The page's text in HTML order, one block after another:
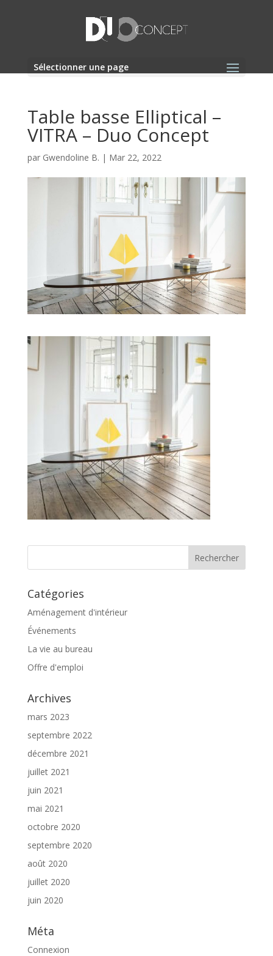
Sélectionner une page
Table basse Elliptical –
VITRA – Duo Concept
par Gwendoline B. | Mar 22, 2022
Catégories
Aménagement d'intérieur
Événements
La vie au bureau
Offre d'emploi
Archives
mars 2023
septembre 2022
décembre 2021
juillet 2021
juin 2021
mai 2021
octobre 2020
septembre 2020
août 2020
juillet 2020
juin 2020
Méta
Connexion